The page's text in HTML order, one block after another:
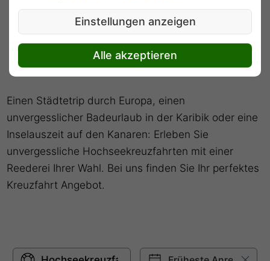
Hochseekreuzfahrten:
Unterwegs auf den
Weltmeeren
Einen Städtetrip durch Europa, einen
unvergesslicher Badeurlaub in der Karibik oder eine
Inselauszeit auf den Kanaren: Erleben Sie
unvergessliche Hochseekreuzfahrten mit einer
Reederei Ihrer Wahl. Bei uns finden Sie Ihr perfektes
Kreuzfahrt Angebot.
Einstellungen anzeigen
Alle akzeptieren